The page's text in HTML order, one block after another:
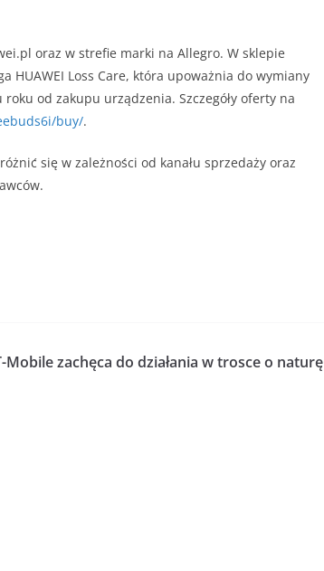
oraz w strefie marki na Allegro. W sklepie
HUAWEI Loss Care, która upoważnia do wymiany
od zakupu urządzenia. Szczegóły oferty na
buy/.
się w zależności od kanału sprzedaży oraz
Mobile zachęca do działania w trosce o naturę